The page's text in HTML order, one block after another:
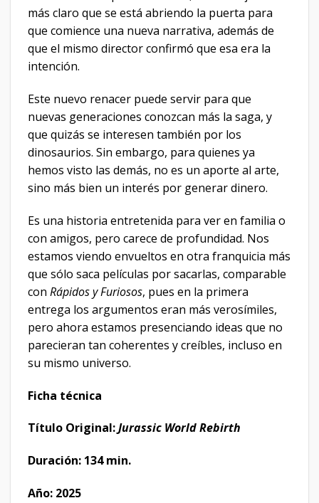
más claro que se está abriendo la puerta para
que comience una nueva narrativa, además de
que el mismo director confirmó que esa era la
intención.
Este nuevo renacer puede servir para que
nuevas generaciones conozcan más la saga, y
que quizás se interesen también por los
dinosaurios. Sin embargo, para quienes ya
hemos visto las demás, no es un aporte al arte,
sino más bien un interés por generar dinero.
Es una historia entretenida para ver en familia o
con amigos, pero carece de profundidad. Nos
estamos viendo envueltos en otra franquicia más
que sólo saca películas por sacarlas, comparable
con Rápidos y Furiosos, pues en la primera
entrega los argumentos eran más verosímiles,
pero ahora estamos presenciando ideas que no
parecieran tan coherentes y creíbles, incluso en
su mismo universo.
Ficha técnica
Título Original:Jurassic World Rebirth
Duración: 134 min.
Año: 2025